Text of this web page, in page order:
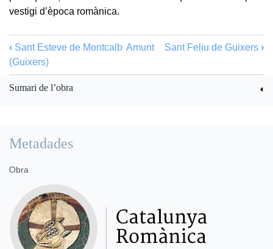
vestigi d’època romànica.
‹ Sant Esteve de Montcalb
(Guixers)
Amunt Sant Feliu de Guixers ›
Sumari de l’obra
Metadades
Obra